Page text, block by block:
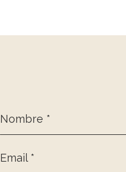
Nombre *
Email *